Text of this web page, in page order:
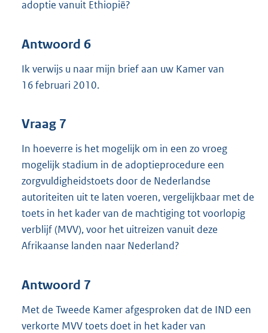
adoptie vanuit Ethiopië?
Antwoord 6
Ik verwijs u naar mijn brief aan uw Kamer van
16 februari 2010.
Vraag 7
In hoeverre is het mogelijk om in een zo vroeg
mogelijk stadium in de adoptieprocedure een
zorgvuldigheidstoets door de Nederlandse
autoriteiten uit te laten voeren, vergelijkbaar met de
toets in het kader van de machtiging tot voorlopig
verblijf (MVV), voor het uitreizen vanuit deze
Afrikaanse landen naar Nederland?
Antwoord 7
Met de Tweede Kamer afgesproken dat de IND een
verkorte MVV toets doet in het kader van